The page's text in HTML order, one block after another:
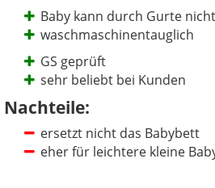
Baby kann durch Gurte
waschmaschinentauglich
GS geprüft
sehr beliebt bei Kunden
Nachteile:
ersetzt nicht das Babybett
eher für leichtere kleine